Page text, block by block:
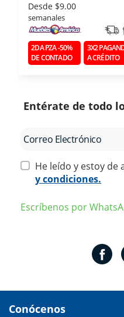
Desde $9.00
semanales
2DA PZA -50%
DE CONTADO
3X2
A CRÉDITO
Entérate de todo
He leído y estoy de
y condiciones.
Escríbenos por
Conócenos